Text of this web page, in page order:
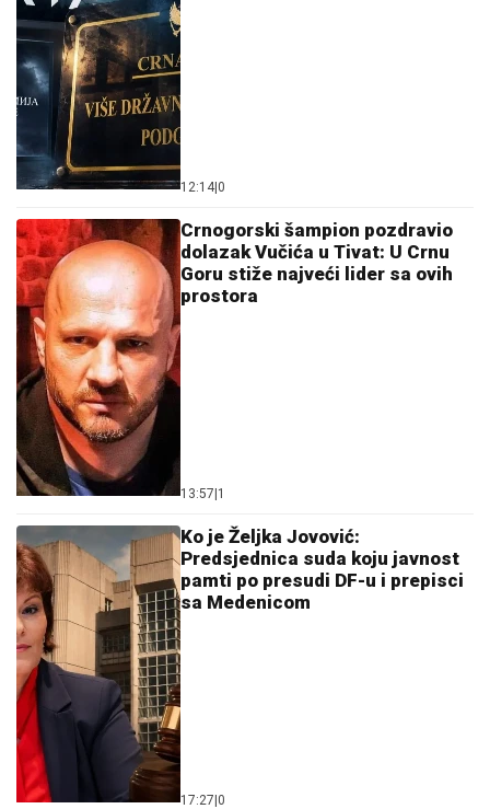
12:14 0
Crnogorski šampion pozdravio
dolazak Vučića u Tivat: U Crnu
Goru stiže najveći lider sa ovih
prostora
13:57 1
Ko je Željka Jovović:
Predsjednica suda koju javnost
pamti po presudi DF-u i prepisci
sa Medenicom
17:27 0